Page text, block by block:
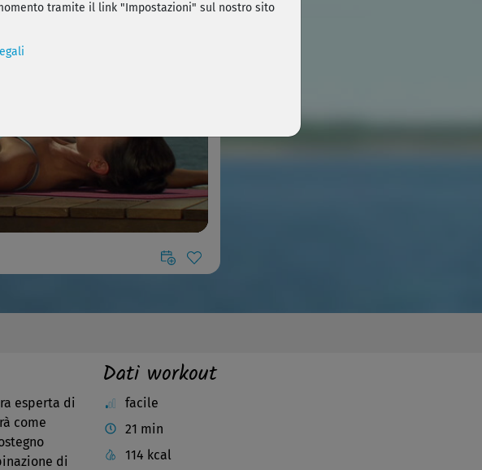
esperta di
come
di
Dati workout
facile
21 min
114 kcal
tramite il link "Impostazioni" sul nostro sito